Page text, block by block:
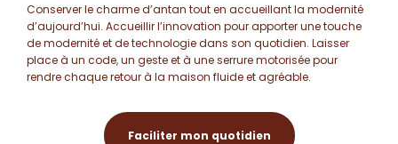
Conserver le charme d’antan tout en accueillant la modernité
d’aujourd’hui. Accueillir l’innovation pour apporter une touche
de modernité et de technologie dans son quotidien. Laisser
place à un code, un geste et à une serrure motorisée pour
rendre chaque retour à la maison fluide et agréable.
Faciliter mon quotidien